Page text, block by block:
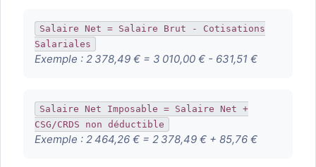
Salaire Net = Salaire Brut - Cotisations
Salariales
Exemple : 2 378,49 € = 3 010,00 € - 631,51 €
Salaire Net Imposable = Salaire Net +
CSG/CRDS non déductible
Exemple : 2 464,26 € = 2 378,49 € + 85,76 €